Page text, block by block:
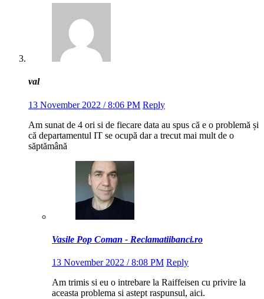
val
13 November 2022 / 8:06 PM Reply
Am sunat de 4 ori si de fiecare data au spus că e o problemă și
că departamentul IT se ocupă dar a trecut mai mult de o
săptămână
Vasile Pop Coman - Reclamatiibanci.ro
13 November 2022 / 8:08 PM Reply
Am trimis si eu o intrebare la Raiffeisen cu privire la
aceasta problema si astept raspunsul, aici.